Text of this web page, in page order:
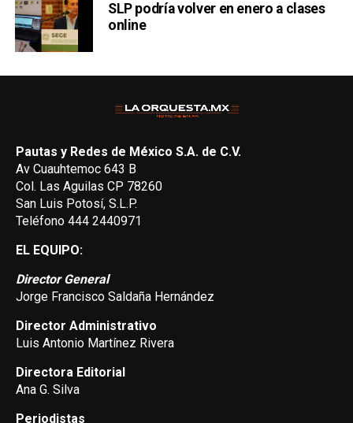
SLP podría volver en enero a clases
online
Pautas y Redes de México S.A. de C.V.
Av Cuauhtemoc 643 B
Col. Las Aguilas CP 78260
San Luis Potosí, S.L.P.
Teléfono 444 2440971
EL EQUIPO:
Director General
Jorge Francisco Saldaña Hernández
Director Administrativo
Luis Antonio Martínez Rivera
Directora Editorial
Ana G. Silva
Periodistas